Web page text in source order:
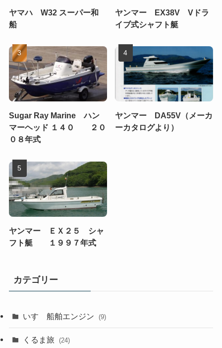
ヤマハ W32 スーパー和
船
ヤンマー EX38V Vドラ
イブ式シャフト艇
Sugar Ray Marine ハン
マーヘッド １４０ ２０
０８年式
ヤンマー DA55V（メーカ
ーカタログより）
ヤンマー ＥＸ２５ シャ
フト艇 １９９７年式
カテゴリー
いすゞ船舶エンジン (9)
くるま旅 (24)